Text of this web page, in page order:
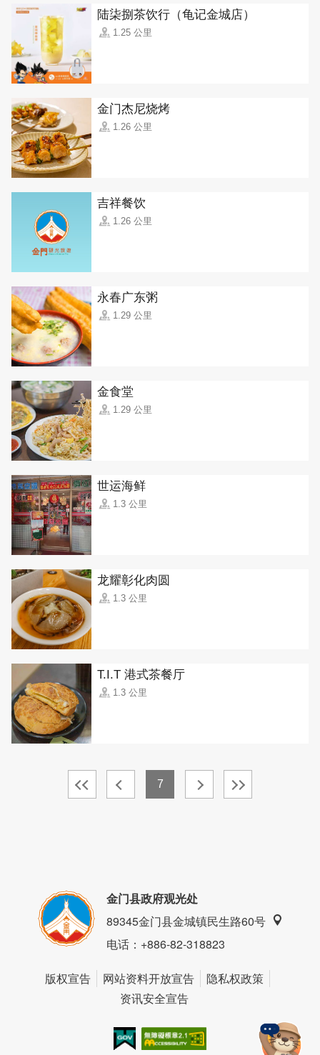
陆柒捌茶饮行（龟记金城店）
1.25 公里
金门杰尼烧烤
1.26 公里
吉祥餐饮
1.26 公里
永春广东粥
1.29 公里
金食堂
1.29 公里
世运海鲜
1.3 公里
龙耀彰化肉圆
1.3 公里
T.I.T 港式茶餐厅
1.3 公里
7
金门县政府观光处
89345金门县金城镇民生路60号
电话：+886-82-318823
版权宣告 网站资料开放宣告
隐私权政策
资讯安全宣告